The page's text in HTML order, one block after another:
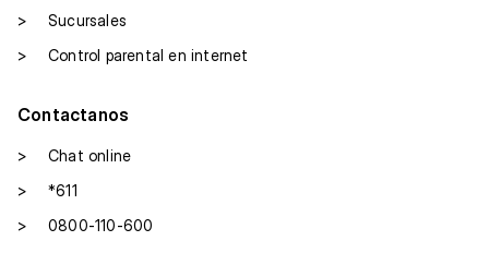
>
Sucursales
>
Control parental en internet
Contactanos
>
Chat online
>
*611
>
0800-110-600